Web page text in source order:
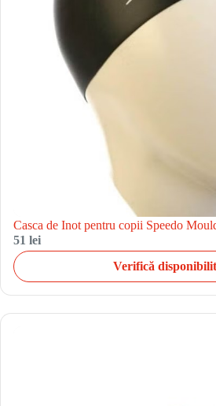
Casca de Inot pentru copii Speedo
51 lei
Verifică